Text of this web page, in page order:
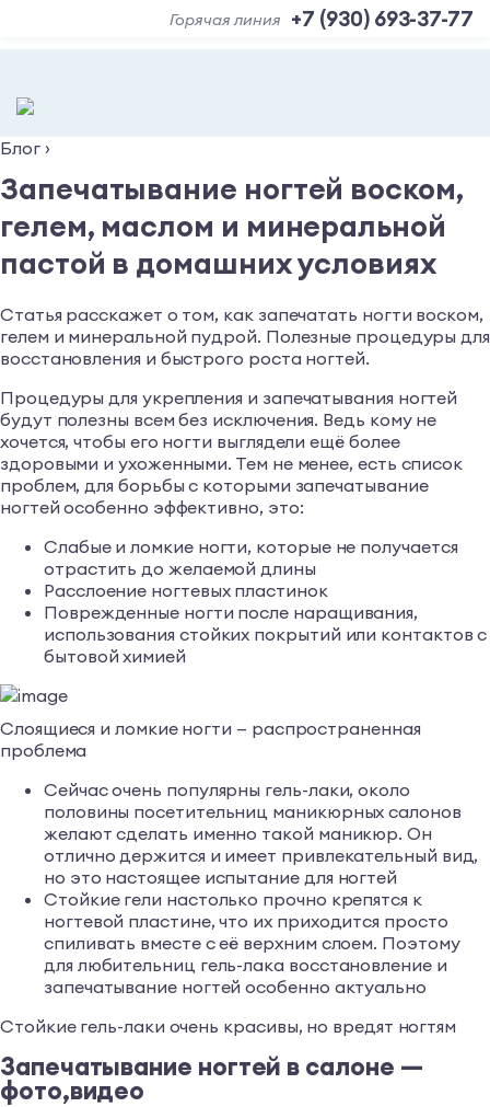
+7 (930) 693-37-77
Горячая линия
Блог ›
Запечатывание ногтей воском,
гелем, маслом и минеральной
пастой в домашних условиях
Статья расскажет о том, как запечатать ногти воском,
гелем и минеральной пудрой. Полезные процедуры для
восстановления и быстрого роста ногтей.
Процедуры для укрепления и запечатывания ногтей
будут полезны всем без исключения. Ведь кому не
хочется, чтобы его ногти выглядели ещё более
здоровыми и ухоженными. Тем не менее, есть список
проблем, для борьбы с которыми запечатывание
ногтей особенно эффективно, это:
Слабые и ломкие ногти, которые не получается
отрастить до желаемой длины
Расслоение ногтевых пластинок
Поврежденные ногти после наращивания,
использования стойких покрытий или контактов с
бытовой химией
Слоящиеся и ломкие ногти — распространенная
проблема
Сейчас очень популярны гель-лаки, около
половины посетительниц маникюрных салонов
желают сделать именно такой маникюр. Он
отлично держится и имеет привлекательный вид,
но это настоящее испытание для ногтей
Стойкие гели настолько прочно крепятся к
ногтевой пластине, что их приходится просто
спиливать вместе с её верхним слоем. Поэтому
для любительниц гель-лака восстановление и
запечатывание ногтей особенно актуально
Стойкие гель-лаки очень красивы, но вредят ногтям
Запечатывание ногтей в салоне —
фото,видео